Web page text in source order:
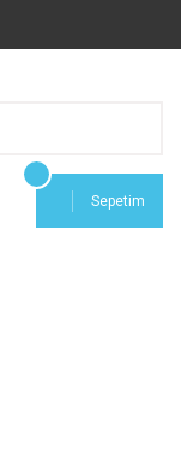
Sepetim